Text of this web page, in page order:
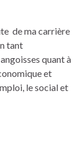
de ma carrière
tant
quant à
et
le social et